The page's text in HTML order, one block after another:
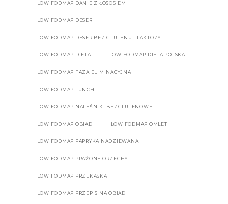
LOW FODMAP DANIE Z ŁOSOSIEM
LOW FODMAP DESER
LOW FODMAP DESER BEZ GLUTENU I LAKTOZY
LOW FODMAP DIETA LOW FODMAP DIETA POLSKA
LOW FODMAP FAZA ELIMINACYJNA
LOW FODMAP LUNCH
LOW FODMAP NALEŚNIKI BEZGLUTENOWE
LOW FODMAP OBIAD LOW FODMAP OMLET
LOW FODMAP PAPRYKA NADZIEWANA
LOW FODMAP PRAŻONE ORZECHY
LOW FODMAP PRZEKASKA
LOW FODMAP PRZEPIS NA OBIAD